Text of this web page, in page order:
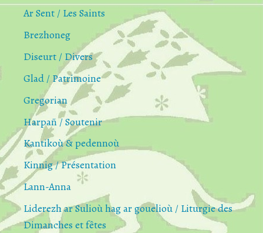
Ar Sent / Les Saints
Brezhoneg
Diseurt / Divers
Glad / Patrimoine
Gregorian
Harpañ / Soutenir
Kantikoù & pedennoù
Kinnig / Présentation
Lann-Anna
Liderezh ar Sulioù hag ar gouelioù / Liturgie des
Dimanches et fêtes